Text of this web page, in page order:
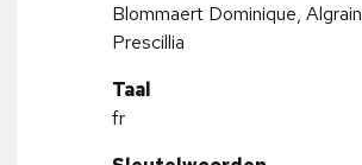
Blommaert Dominique, Algrain
Prescillia
Taal
fr